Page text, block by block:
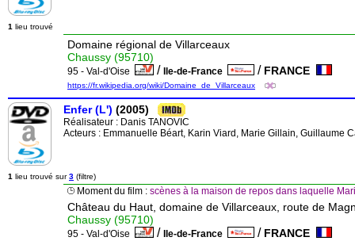
1 lieu trouvé
Domaine régional de Villarceaux
Chaussy (95710)
95 - Val-d'Oise / Ile-de-France / FRANCE
https://fr.wikipedia.org/wiki/Domaine_de_Villarceaux
Enfer (L') (2005)
Réalisateur : Danis TANOVIC
Acteurs : Emmanuelle Béart, Karin Viard, Marie Gillain, Guillaume
1 lieu trouvé sur3 (filtre)
Moment du film : scènes à la maison de repos dans laquelle
Château du Haut, domaine de Villarceaux, route de
Chaussy (95710)
95 - Val-d'Oise / Ile-de-France / FRANCE